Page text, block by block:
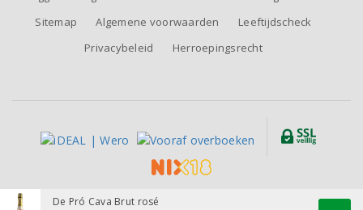
De Pró Cava Brut rosé
Sitemap
Algemene voorwaarden
Leeftijdscheck
Privacybeleid
Herroepingsrecht
Alle prijzen zijn inclusief BTW, exclusief eventuele verzendkosten.